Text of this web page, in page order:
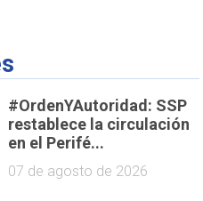
#OrdenYAutoridad: SSP
restablece la circulación
en el Perifé...
07 de agosto de 2026